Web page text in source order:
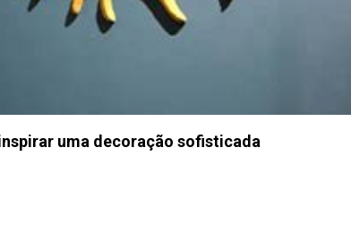
uma decoração sofisticada